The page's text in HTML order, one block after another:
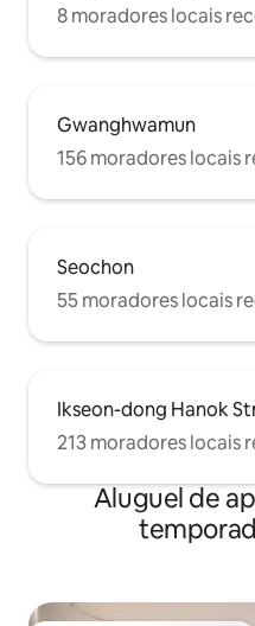
8 moradores locais
Gwanghwamun
156 moradores locais
Seochon
55 moradores locais
Ikseon-dong Hanok
213 moradores locais
Aluguel de